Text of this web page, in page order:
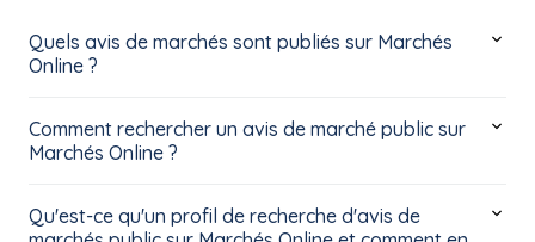
Quels avis de marchés sont publiés sur Marchés
Online ?
Comment rechercher un avis de marché public sur
Marchés Online ?
Qu'est-ce qu'un profil de recherche d'avis de